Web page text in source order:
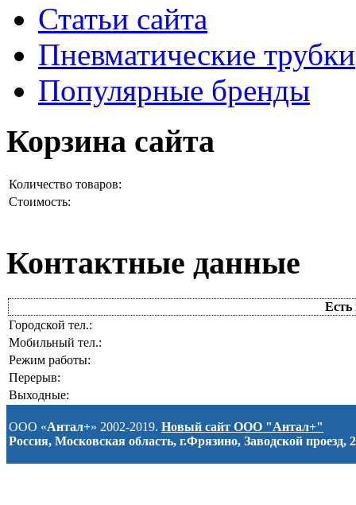
Статьи сайта
Пневматические трубки
Популярные бренды
Корзина сайта
Количество товаров:
Стоимость:
Контактные данные
Есть
Городской тел.:
Мобильный тел.:
Режим работы:
Перерыв:
Выходные:
ООО «Антал+» 2002-2019. Новый сайт ООО "Антал+"
Россия, Московская область, г.Фрязино, Заводской проезд, 2